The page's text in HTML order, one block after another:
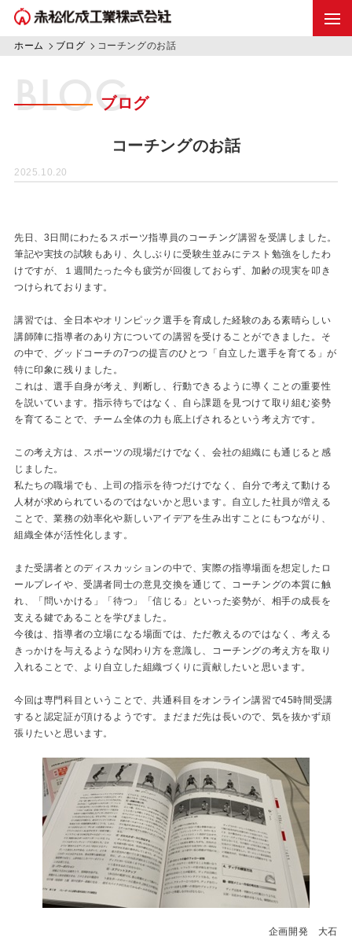
ホーム ブログ コーチングのお話
BLOG
ブログ
コーチングのお話
2025.10.20
先日、3日間にわたるスポーツ指導員のコーチング講習を受講しました。
筆記や実技の試験もあり、久しぶりに受験生並みにテスト勉強をしたわ
けですが、１週間たった今も疲労が回復しておらず、加齢の現実を叩き
つけられております。
講習では、全日本やオリンピック選手を育成した経験のある素晴らしい
講師陣に指導者のあり方についての講習を受けることができました。そ
の中で、グッドコーチの7つの提言のひとつ「自立した選手を育てる」が
特に印象に残りました。
これは、選手自身が考え、判断し、行動できるように導くことの重要性
を説いています。指示待ちではなく、自ら課題を見つけて取り組む姿勢
を育てることで、チーム全体の力も底上げされるという考え方です。
この考え方は、スポーツの現場だけでなく、会社の組織にも通じると感
じました。
私たちの職場でも、上司の指示を待つだけでなく、自分で考えて動ける
人材が求められているのではないかと思います。自立した社員が増える
ことで、業務の効率化や新しいアイデアを生み出すことにもつながり、
組織全体が活性化します。
また受講者とのディスカッションの中で、実際の指導場面を想定したロ
ールプレイや、受講者同士の意見交換を通じて、コーチングの本質に触
れ、「問いかける」「待つ」「信じる」といった姿勢が、相手の成長を
支える鍵であることを学びました。
今後は、指導者の立場になる場面では、ただ教えるのではなく、考える
きっかけを与えるような関わり方を意識し、コーチングの考え方を取り
入れることで、より自立した組織づくりに貢献したいと思います。
今回は専門科目ということで、共通科目をオンライン講習で45時間受講
すると認定証が頂けるようです。まだまだ先は長いので、気を抜かず頑
張りたいと思います。
企画開発 大石